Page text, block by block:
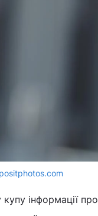
інформації про